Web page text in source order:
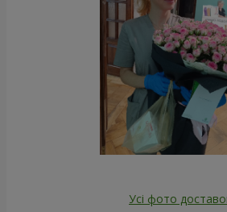
Усі фото